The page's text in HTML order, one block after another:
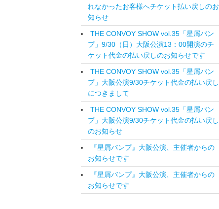
れなかったお客様へチケット払い戻しのお
知らせ
THE CONVOY SHOW vol.35「星屑バン
プ」9/30（日）大阪公演13：00開演のチ
ケット代金の払い戻しのお知らせです
THE CONVOY SHOW vol.35「星屑バン
プ」大阪公演9/30チケット代金の払い戻し
につきまして
THE CONVOY SHOW vol.35「星屑バン
プ」大阪公演9/30チケット代金の払い戻し
のお知らせ
『星屑バンプ』大阪公演、主催者からの
お知らせです
『星屑バンプ』大阪公演、主催者からの
お知らせです